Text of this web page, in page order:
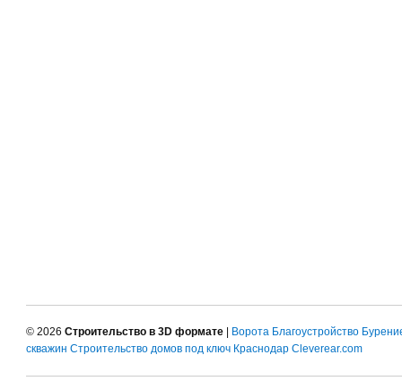
© 2026 Строительство в 3D формате | Ворота Благоустройство
скважин Строительство домов под ключ Краснодар Cleverear.com